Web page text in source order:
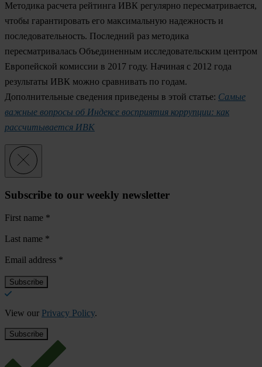
Методика расчета рейтинга ИВК регулярно пересматривается,
чтобы гарантировать его максимальную надежность и
последовательность. Последний раз методика
пересматривалась Объединенным исследовательским центром
Европейской комиссии в 2017 году. Начиная с 2012 года
результаты ИВК можно сравнивать по годам.
Дополнительные сведения приведены в этой статье: Самые
важные вопросы об Индексе восприятия коррупции: как
рассчитывается ИВК
Subscribe to our weekly newsletter
First name *
Last name *
Email address *
View our Privacy Policy.